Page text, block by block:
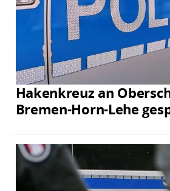
Hakenkreuz an
Bremen-Horn-Lehe